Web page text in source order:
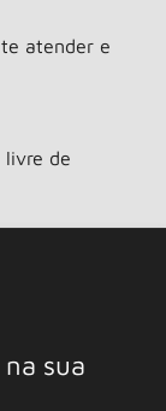
atender e
livre de
sua